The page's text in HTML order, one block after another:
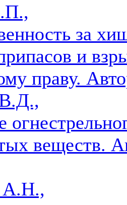
за
и
праву.
веществ.
А.Н.,